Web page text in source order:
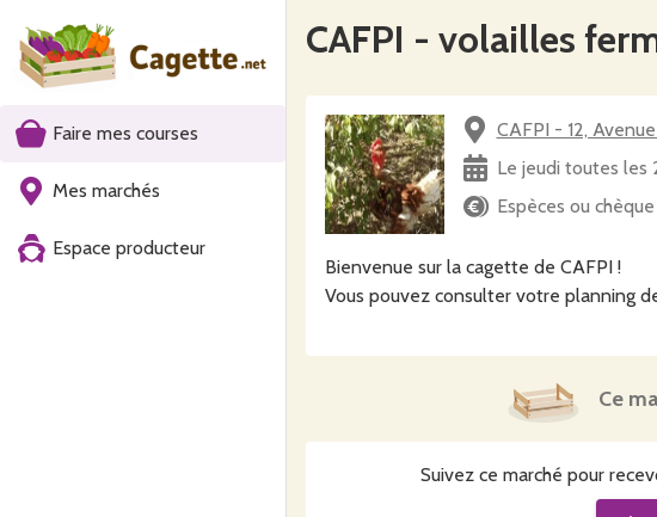
Faire mes courses
Mes marchés
Espace producteur
CAFPI - volailles
CAFPI - 12,
Le jeudi toutes les
Espèces ou chèque
Bienvenue sur la cagette de CAFPI !
Vous pouvez consulter votre planning
Suivez ce marché pour
Ce